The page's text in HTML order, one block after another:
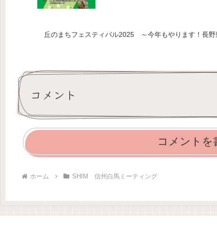
丘のまちフェスティバル2025 ～今年もやります！長
コメント
コメントを
ホーム SHIM 信州白馬ミーティング